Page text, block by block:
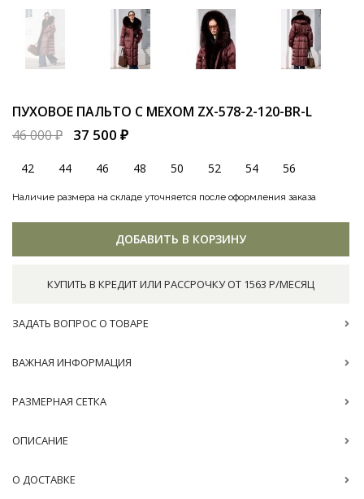
ПУХОВОЕ ПАЛЬТО С МЕХОМ ZX-578-2-120-BR-L
46 000 ₽
37 500 ₽
42 44 46 48 50 52 54 56
Наличие размера на складе уточняется после оформления заказа
ДОБАВИТЬ В КОРЗИНУ
КУПИТЬ В КРЕДИТ ИЛИ РАССРОЧКУ ОТ 1563 Р/МЕСЯЦ
ЗАДАТЬ ВОПРОС О ТОВАРЕ
ВАЖНАЯ ИНФОРМАЦИЯ
РАЗМЕРНАЯ СЕТКА
ОПИСАНИЕ
О ДОСТАВКЕ